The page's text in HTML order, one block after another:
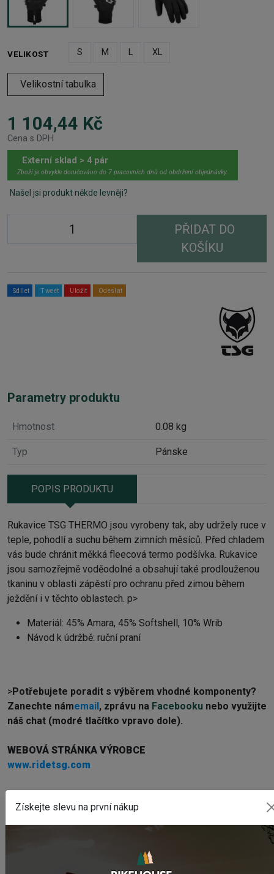
VELIKOST S M L XL
Velikostní tabulka
1 104,44 Kč
Cena s DPH
Externí sklad > 4 pár
Zboží je obvykle doručováno do 7 pracovních dnů od obdržení objednávky.
Našel jsi produkt někde levněji?
PŘIDAT DO
KOŠÍKU
Sdílet Tweet Uložit Odeslat
Parametry produktu
Hmotnost 0.08 kg
Typ Pánske
POPIS PRODUKTU
Rukavice TSG THERMO jsou vyrobeny tak, aby udržely ruce v
teple, pohodlí a suchu během zimních měsíců. Před chladem
vás bude chránit měkká fleecová termo podšívka. Rukavice
jsou samozřejmě voděodolné a obsahují také prodlouženou
tkaninu v oblasti zápěstí pro ochranu před zimou během
ježdění i v těchto oblastech. p>
Materiál: 45% Amara, 45% Softshell, 10% Wrib
Návod k údržbě: ruční praní
>Potřebujete poradit s výběrem vhodné komponenty?
Zanechte námemail, zprávu na Facebooku nebo využijte
náš chat (modré tlačítko vpravo dole).
WEBOVÁ STRÁNKA VÝROBCE
www.ridetsg.com
Sedlo CHROMAG LIMBER
Získejte slevu na první nákup